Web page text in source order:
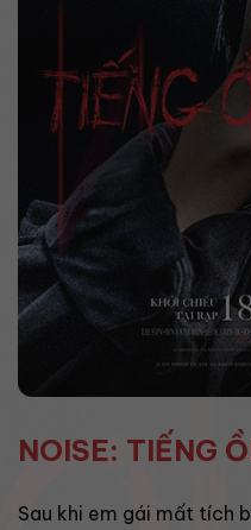
NOISE: TIẾNG
Sau khi em gái mất tích